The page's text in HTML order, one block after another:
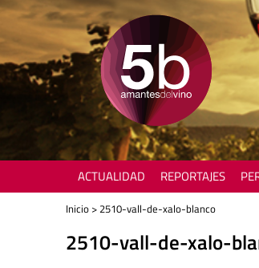
ACTUALIDAD REPORTAJES
Inicio > 2510-vall-de-xalo-blanco
2510-vall-de-xalo-